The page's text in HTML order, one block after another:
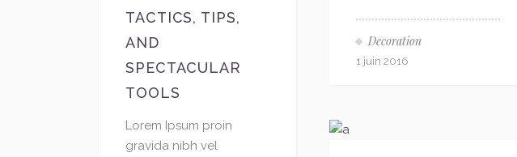
Decoration
1 juin 2016
TACTICS, TIPS,
AND
SPECTACULAR
TOOLS
Lorem Ipsum proin
gravida nibh vel